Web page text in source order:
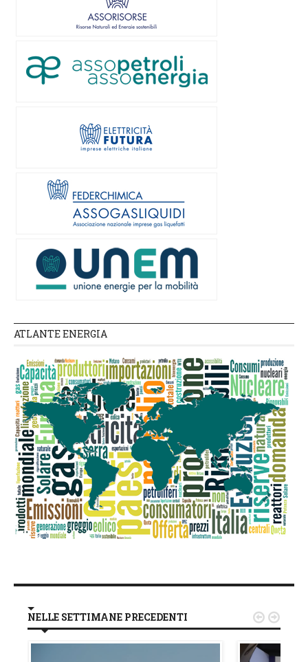
ATLANTE ENERGIA
NELLE SETTIMANE PRECEDENTI  